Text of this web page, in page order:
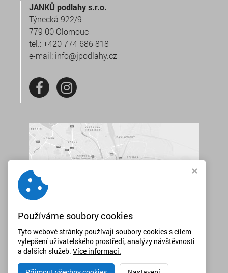
JANKŮ podlahy s.r.o.
Týnecká 922/9
779 00 Olomouc
tel.:+420 774 686 818
e-mail: info@jpodlahy.cz
Používáme soubory cookies
Tyto webové stránky používají soubory cookies s cílem
vylepšení uživatelského prostředí, analýzy návštěvnosti
a dalších služeb. Více informací.